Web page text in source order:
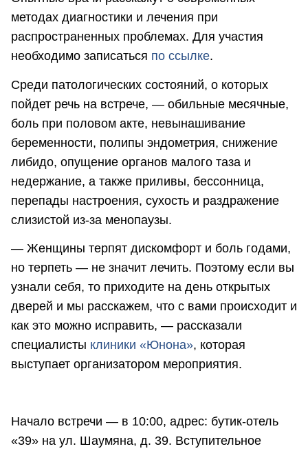
методах диагностики и лечения при
распространенных проблемах. Для участия
необходимо записаться по ссылке.
Среди патологических состояний, о которых
пойдет речь на встрече, — обильные месячные,
боль при половом акте, невынашивание
беременности, полипы эндометрия, снижение
либидо, опущение органов малого таза и
недержание, а также приливы, бессонница,
перепады настроения, сухость и раздражение
слизистой из-за менопаузы.
— Женщины терпят дискомфорт и боль годами,
но терпеть — не значит лечить. Поэтому если вы
узнали себя, то приходите на день открытых
дверей и мы расскажем, что с вами происходит и
как это можно исправить, — рассказали
специалисты клиники «Юнона», которая
выступает организатором мероприятия.
Начало встречи — в 10:00, адрес: бутик-отель
«39» на ул. Шаумяна, д. 39. Вступительное